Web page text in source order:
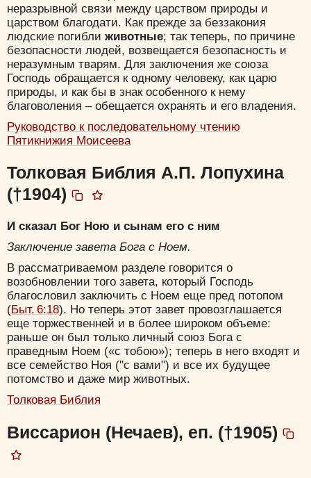
неразрывной связи между царством природы и
царством благодати. Как прежде за беззакония
людские погибли животные; так теперь, по причине
безопасности людей, возвещается безопасность и
неразумным тварям. Для заключения же союза
Господь обращается к одному человеку, как царю
природы, и как бы в знак особенного к нему
благоволения – обещается охранять и его владения.
Руководство к последовательному чтению
Пятикнижия Моисеева
Толковая Библия А.П. Лопухина
(†1904)
И сказал Бог Ною и сынам его с ним
Заключение завета Бога с Ноем.
В рассматриваемом разделе говорится о
возобновлении того завета, который Господь
благословил заключить с Ноем еще пред потопом
(Быт. 6:18). Но теперь этот завет провозглашается
еще торжественней и в более широком объеме:
раньше он был только личный союз Бога с
праведным Ноем («с тобою»); теперь в него входят и
все семейство Ноя ("с вами") и все их будущее
потомство и даже мир животных.
Толковая Библия
Виссарион (Нечаев), еп. (†1905)
Хорошо
Да
Нет
Вход
Регистрация
Цвет:
Удалить Сохранить